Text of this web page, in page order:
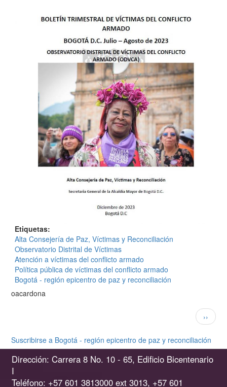
Etiquetas
Alta Consejería de Paz, Víctimas y Reconciliación
Observatorio Distrital de Víctimas
Atención a víctimas del conflicto armado
Política pública de víctimas del conflicto armado
Bogotá - región epicentro de paz y reconciliación
oacardona
página
››
Suscribirse a Bogotá - región epicentro de paz y reconciliación
Dirección: Carrera 8 No. 10 - 65, Edificio Bicentenario
I
Teléfono: +57 601 3813000 ext 3013, +57 601